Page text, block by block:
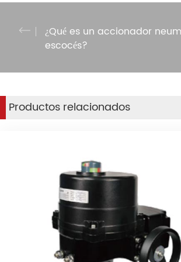
¿Qué es un accionador
escocés?
Productos relacionados